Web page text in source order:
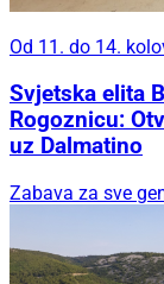
Od 11. do 14.
Svjetska elita
Rogoznicu:
uz Dalmatino
Zabava za sve